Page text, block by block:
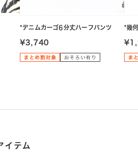
*デニムカーゴ6分丈ハーフパンツ
¥3,740
*幾
イテム